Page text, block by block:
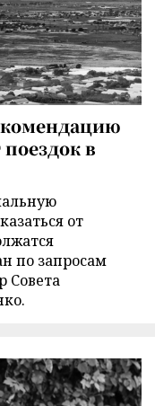
в
от
по запросам
Совета